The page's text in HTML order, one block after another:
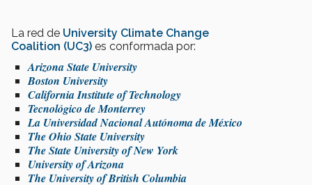
La red de University Climate Change
Coalition (UC3) es conformada por:
Arizona State University
Boston University
California Institute of Technology
Tecnológico de Monterrey
La Universidad Nacional Autónoma de México
The Ohio State University
The State University of New York
University of Arizona
The University of British Columbia